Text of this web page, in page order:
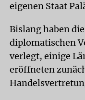
eigenen Staat
Bislang haben
diplomatischen
verlegt, einige
eröffneten